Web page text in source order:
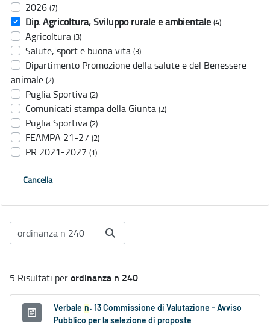
2026 (7)
Dip. Agricoltura, Sviluppo rurale e ambientale (4)
Agricoltura (3)
Salute, sport e buona vita (3)
Dipartimento Promozione della salute e del Benessere
animale (2)
Puglia Sportiva (2)
Comunicati stampa della Giunta (2)
Puglia Sportiva (2)
FEAMPA 21-27 (2)
PR 2021-2027 (1)
Cancella
5 Risultati perordinanza n 240
Verbale n . 13 Commissione di Valutazione - Avviso
Pubblico per la selezione di proposte